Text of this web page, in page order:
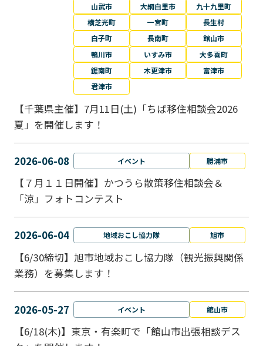
山武市
大網白里市
九十九里町
横芝光町
一宮町
長生村
白子町
長南町
館山市
鴨川市
いすみ市
大多喜町
鋸南町
木更津市
富津市
君津市
【千葉県主催】7月11日(土)「ちば移住相談会2026
夏」を開催します！
2026-06-08 イベント 勝浦市
【７月１１日開催】かつうら散策移住相談会＆
「涼」フォトコンテスト
2026-06-04 地域おこし協力隊 旭市
【6/30締切】旭市地域おこし協力隊（観光振興関係
業務）を募集します！
2026-05-27 イベント 館山市
【6/18(木)】東京・有楽町で「館山市出張相談デス